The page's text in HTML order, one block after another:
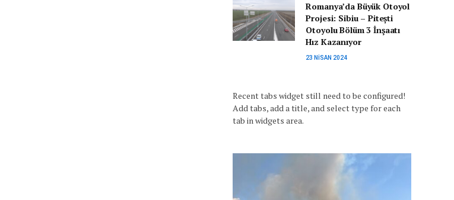
Romanya’da Büyük Otoyol
Projesi: Sibiu – Pitești
Otoyolu Bölüm 3 İnşaatı
Hız Kazanıyor
23 NISAN 2024
Recent tabs widget still need to be configured!
Add tabs, add a title, and select type for each
tab in widgets area.